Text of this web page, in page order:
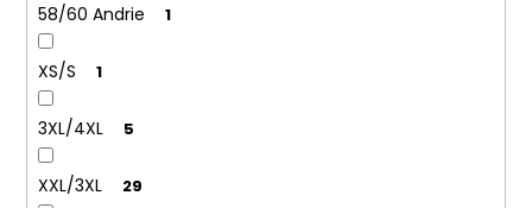
58/60 Andrie 1
XS/S 1
3XL/4XL 5
XXL/3XL 29